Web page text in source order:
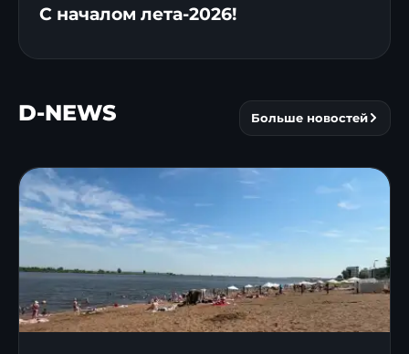
С началом лета-2026!
D-NEWS Больше новостей